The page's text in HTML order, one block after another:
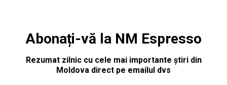
Abonați-vă la NM Espresso
Rezumat zilnic cu cele mai importante știri din
Moldova direct pe emailul dvs